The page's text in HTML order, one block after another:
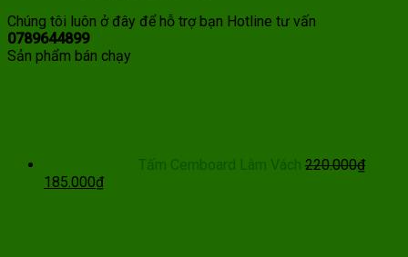
Chúng tôi luôn ở đây để hỗ trợ bạn Hotline tư vấn
0789644899
Sản phẩm bán chạy
Tấm Cemboard Làm Vách 220.000₫
Giá
185.000₫Giá